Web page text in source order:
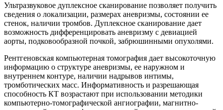
Ультразвуковое дуплексное сканирование позволяет получить
сведения о локализации, размерах аневризмы, состоянии ее
стенок, наличии тромбов. Дуплексное сканирование дает
возможность дифференцировать аневризму с девиацией
аорты, подковообразной почкой, забрюшинными опухолями.
Рентгеновская компьютерная томография дает высокоточную
информацию о структуре аневризмы, ее наружном и
внутреннем контуре, наличии надрывов интимы,
тромботических масс. Информативность и разрешающая
способность КТ возрастают при использовании методики
компьютерно-томографической ангиографии, магнитно-